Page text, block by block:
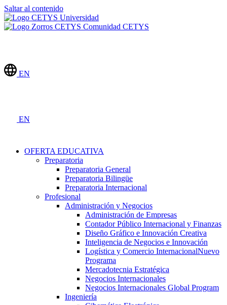
Saltar al contenido
Comunidad CETYS
EN
EN
OFERTA EDUCATIVA
Preparatoria
Preparatoria General
Preparatoria Bilingüe
Preparatoria Internacional
Profesional
Administración y Negocios
Administración de Empresas
Contador Público Internacional y Finanzas
Diseño Gráfico e Innovación Creativa
Inteligencia de Negocios e Innovación
Logística y Comercio InternacionalNuevo
Programa
Mercadotecnia Estratégica
Negocios Internacionales
Negocios Internacionales Global Program
Ingeniería